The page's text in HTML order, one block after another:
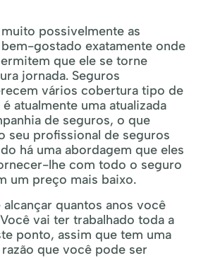
possivelmente as
gostado exatamente onde
que ele se torne
jornada. Seguros
vários cobertura tipo de
atualmente uma atualizada
de seguros, o que
seu profissional de seguros
há uma abordagem que eles
lhe com todo o seguro
um preço mais baixo.
quantos anos você
vai ter trabalhado toda a
ponto, assim que tem uma
razão que você pode ser